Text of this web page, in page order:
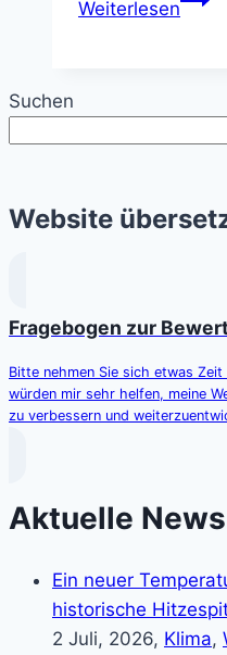
Weiterlesen
Suchen
Website
Fragebogen zur
Bitte nehmen Sie sich etwas
würden mir sehr helfen, meine
zu verbessern und
Aktuelle News
Ein neuer
historische
2 Juli, 2026, Klima,